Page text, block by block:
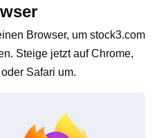
Browser, um stock3.com
Steige jetzt auf Chrome,
Safari um.